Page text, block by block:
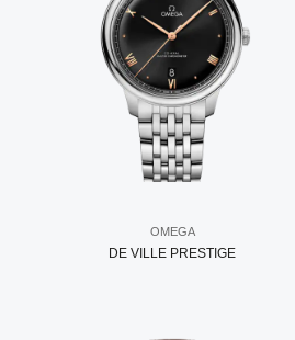
OMEGA
DE VILLE PRESTIGE